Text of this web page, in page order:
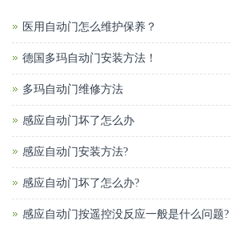
医用自动门怎么维护保养？
德国多玛自动门安装方法！
多玛自动门维修方法
感应自动门坏了怎么办
感应自动门安装方法?
感应自动门坏了怎么办?
感应自动门按遥控没反应一般是什么问题?